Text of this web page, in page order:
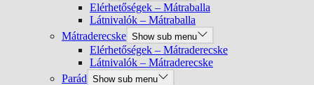
Elérhetőségek – Mátraballa
Látnivalók – Mátraballa
Mátraderecske Show sub menu
Elérhetőségek – Mátraderecske
Látnivalók – Mátraderecske
Parád Show sub menu